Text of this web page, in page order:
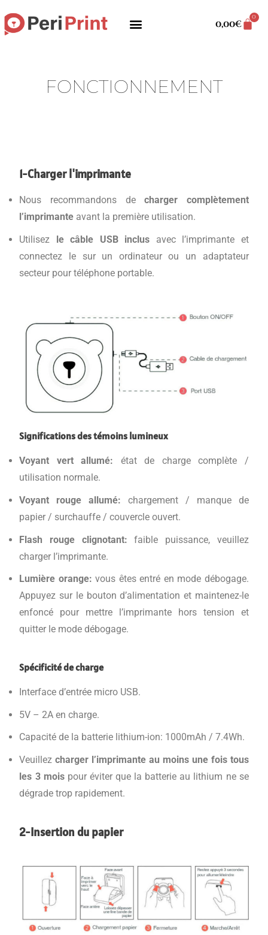
0,00€
0
FONCTIONNEMENT
1-Charger l'imprimante
Nous recommandons decharger complètement
l’imprimante avant la première utilisation.
Utilisez le câble USB inclus avec l’imprimante et
connectez le sur un ordinateur ou un adaptateur
secteur pour téléphone portable.
Significations des témoins lumineux
Voyant vert allumé: état de charge complète /
utilisation normale.
Voyant rouge allumé: chargement / manque de
papier / surchauffe / couvercle ouvert.
Flash rouge clignotant: faible puissance, veuillez
charger l’imprimante.
Lumière orange: vous êtes entré en mode débogage.
Appuyez sur le bouton d’alimentation et maintenez-le
enfoncé pour mettre l’imprimante hors tension et
quitter le mode débogage.
Spécificité de charge
Interface d’entrée micro USB.
5V – 2A en charge.
Capacité de la batterie lithium-ion: 1000mAh / 7.4Wh.
Veuillezcharger l’imprimante au moins une fois tous
les 3 moispour éviter que la batterie au lithium ne se
dégrade trop rapidement.
2-Insertion du papier